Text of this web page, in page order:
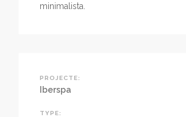
minimalista.
PROJECTE:
Iberspa
TYPE: